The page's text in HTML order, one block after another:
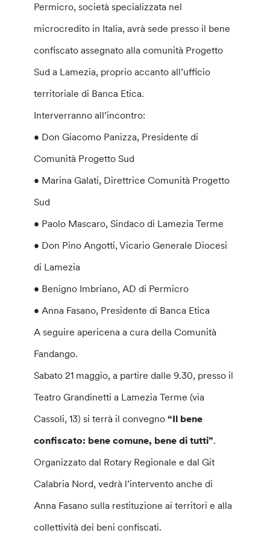
Permicro, società specializzata nel
microcredito in Italia, avrà sede presso il bene
confiscato assegnato alla comunità Progetto
Sud a Lamezia, proprio accanto all’ufficio
territoriale di Banca Etica.
Interverranno all’incontro:
• Don Giacomo Panizza, Presidente di
Comunità Progetto Sud
• Marina Galati, Direttrice Comunità Progetto
Sud
• Paolo Mascaro, Sindaco di Lamezia Terme
• Don Pino Angotti, Vicario Generale Diocesi
di Lamezia
• Benigno Imbriano, AD di Permicro
• Anna Fasano, Presidente di Banca Etica
A seguire apericena a cura della Comunità
Fandango.
Sabato 21 maggio, a partire dalle 9.30, presso il
Teatro Grandinetti a Lamezia Terme (via
Cassoli, 13) si terrà il convegno“Il bene
confiscato: bene comune, bene di tutti”.
Organizzato dal Rotary Regionale e dal Git
Calabria Nord, vedrà l’intervento anche di
Anna Fasano sulla restituzione ai territori e alla
collettività dei beni confiscati.